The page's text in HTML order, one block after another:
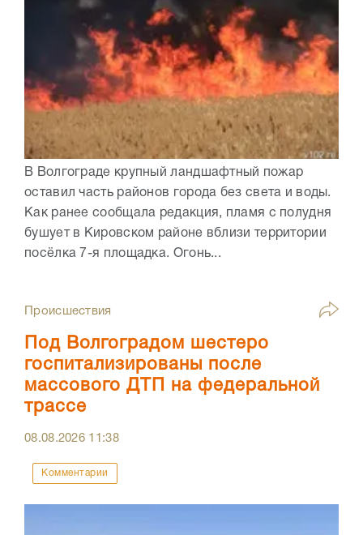
В Волгограде крупный ландшафтный пожар
оставил часть районов города без света и воды.
Как ранее сообщала редакция, пламя с полудня
бушует в Кировском районе вблизи территории
посёлка 7-я площадка. Огонь...
Происшествия
Под Волгоградом шестеро
госпитализированы после
массового ДТП на федеральной
трассе
08.08.2026 11:38
Комментарии